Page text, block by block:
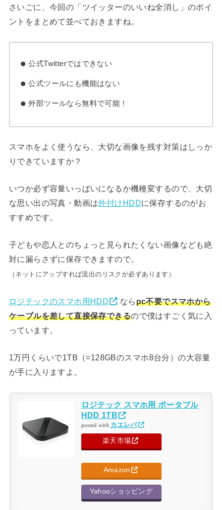
さいごに、今回の「ツイッターのいいね全消し」のポイ
ントをまとめて並べておきますね。
公式Twitterではできない
公式ツールにも機能はない
外部ツールなら無料で可能！
スマホをよく使うなら、大切な画像を残す対策はしっか
りできていますか？
いつか必ず容量いっぱいになるか機種変するので、大切
な思い出の写真・動画は外付けHDDに保存するのがお
すすめです。
子どもや恋人とのちょっと見られたくない画像なども絶
対に漏らさずに保存できますので。
（ネットにアップすれば流出のリスクが必ずあります）
ロジテックのスマホ用HDD ならpc不要でスマホから
ケーブルを差して直接保存できるので僕はすごく気に入
っています。
1万円くらいで1TB（=128GBのスマホ8台分）の大容量
が手に入りますよ。
ロジテック スマホ用 ポータブル
HDD 1TB
posted with カエレバ
楽天市場
Amazon
Yahooショッピング